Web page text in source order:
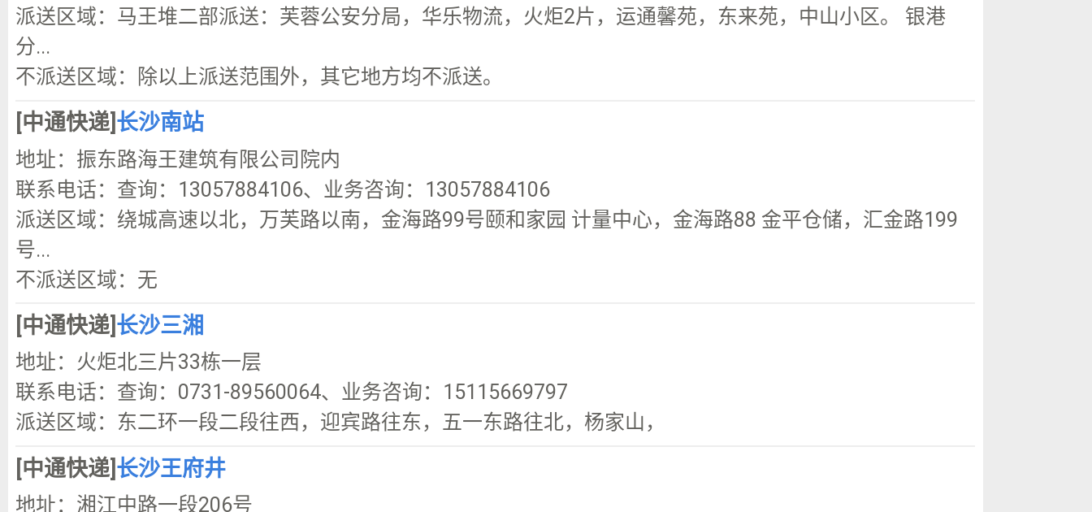
派送区域：马王堆二部派送：芙蓉公安分局，华乐物流，火炬2片，运通馨苑，东来苑，中山小区。 银港
分...
不派送区域：除以上派送范围外，其它地方均不派送。
[中通快递]长沙南站
地址：振东路海王建筑有限公司院内
联系电话：查询：13057884106、业务咨询：13057884106
派送区域：绕城高速以北，万芙路以南，金海路99号颐和家园 计量中心，金海路88 金平仓储，汇金路199
号...
不派送区域：无
[中通快递]长沙三湘
地址：火炬北三片33栋一层
联系电话：查询：0731-89560064、业务咨询：15115669797
派送区域：东二环一段二段往西，迎宾路往东，五一东路往北，杨家山，
[中通快递]长沙王府井
地址：湘江中路一段206号